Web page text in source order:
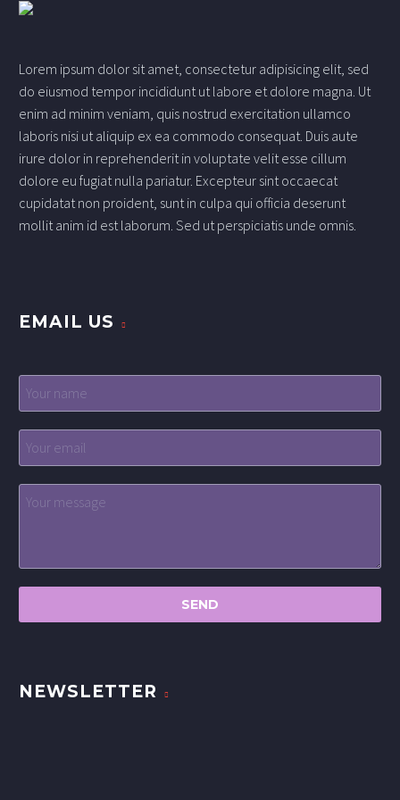
Lorem ipsum dolor sit amet, consectetur adipisicing elit, sed
do eiusmod tempor incididunt ut labore et dolore magna. Ut
enim ad minim veniam, quis nostrud exercitation ullamco
laboris nisi ut aliquip ex ea commodo consequat. Duis aute
irure dolor in reprehenderit in voluptate velit esse cillum
dolore eu fugiat nulla pariatur. Excepteur sint occaecat
cupidatat non proident, sunt in culpa qui officia deserunt
mollit anim id est laborum. Sed ut perspiciatis unde omnis.
EMAIL US
NEWSLETTER